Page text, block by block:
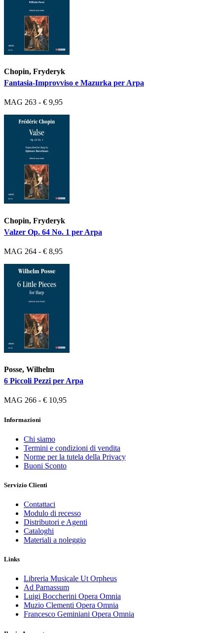
Chopin, Fryderyk
Fantasia-Improvviso e Mazurka per Arpa
MAG 263 - € 9,95
Chopin, Fryderyk
Valzer Op. 64 No. 1 per Arpa
MAG 264 - € 8,95
Posse, Wilhelm
6 Piccoli Pezzi per Arpa
MAG 266 - € 10,95
Informazioni
Chi siamo
Termini e condizioni di vendita
Norme per la tutela della Privacy
Buoni Sconto
Servizio Clienti
Contattaci
Modulo di recesso
Distributori e Agenti
Cataloghi
Materiali a noleggio
Links
Libreria Musicale Ut Orpheus
Ad Parnassum
Luigi Boccherini Opera Omnia
Muzio Clementi Opera Omnia
Francesco Geminiani Opera Omnia